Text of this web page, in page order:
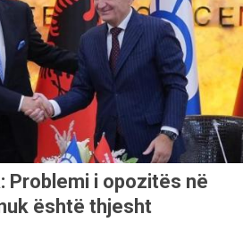
Problemi i opozitës në
është thjesht